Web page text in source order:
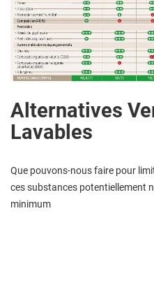
Alternatives
Lavables
Que pouvons-nous faire pour
ces substances potentiellement
minimum